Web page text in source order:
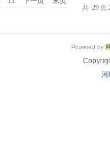
共 29页
Powered by